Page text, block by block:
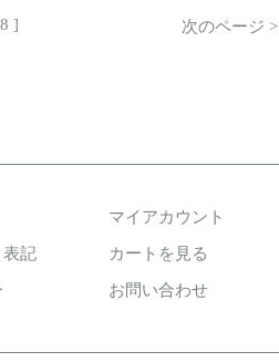
次のページ >
]
記
マイアカウント
カートを見る
お問い合わせ